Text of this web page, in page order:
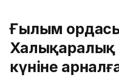
Ғылым
Халықаралық
күніне